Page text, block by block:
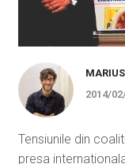
2014/
Tensiunile din
presa